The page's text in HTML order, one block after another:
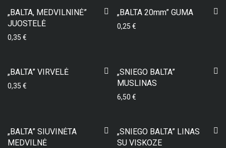
„BALTA, MEDVILNINĖ”
JUOSTELĖ
0,35 €
„BALTA 20mm” GUMA
0,25 €
„BALTA” VIRVELĖ
0,35 €
„SNIEGO BALTA”
MUSLINAS
6,50 €
„BALTA” SIUVINĖTA
MEDVILNĖ
-13
„SNIEGO BALTA” LINAS
SU VISKOZE